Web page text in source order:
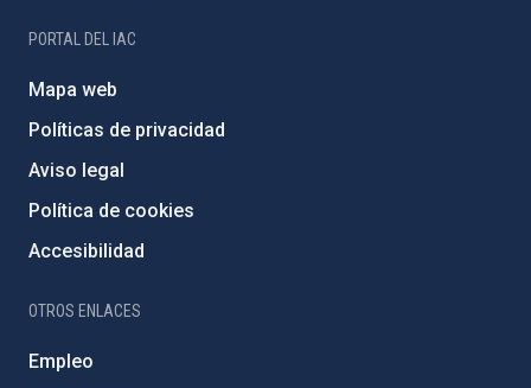
PORTAL DEL IAC
Mapa web
Políticas de privacidad
Aviso legal
Política de cookies
Accesibilidad
OTROS ENLACES
Empleo